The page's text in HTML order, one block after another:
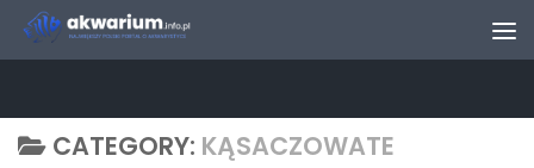
Skip to content
CATEGORY: KĄSACZOWATE